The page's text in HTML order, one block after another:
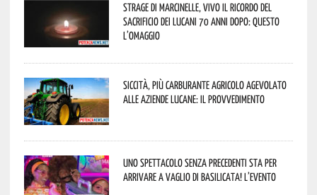
Strage di Marcinelle, vivo il ricordo del
sacrificio dei lucani 70 anni dopo: questo
l’omaggio
Siccità, più carburante agricolo agevolato
alle aziende lucane: il provvedimento
Uno spettacolo senza precedenti sta per
arrivare a Vaglio di Basilicata! L’evento